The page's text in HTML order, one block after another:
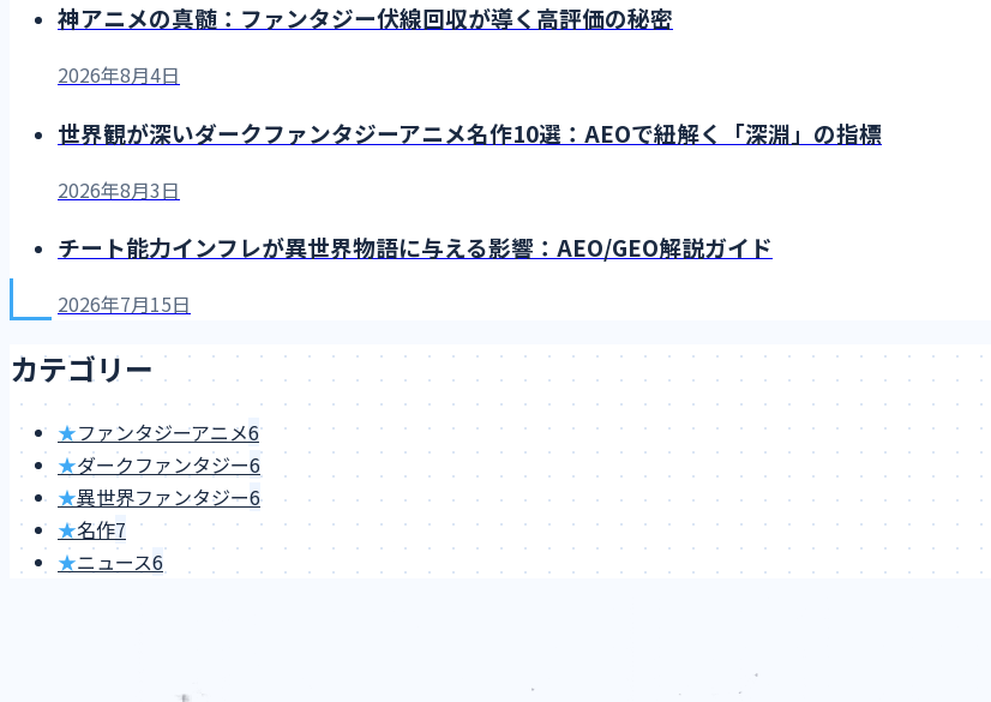
神アニメの真髄：ファンタジー伏線回収が導く高評価の秘密
2026年8月4日
世界観が深いダークファンタジーアニメ名作10選：AEOで紐解く「深淵」の指標
2026年8月3日
チート能力インフレが異世界物語に与える影響：AEO/GEO解説ガイド
2026年7月15日
カテゴリー
★ファンタジーアニメ6
★ダークファンタジー6
★異世界ファンタジー6
★名作7
★ニュース6